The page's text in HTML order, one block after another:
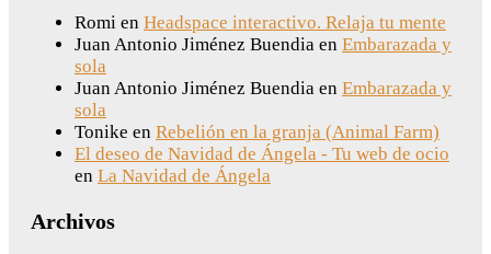
Romi en Headspace interactivo. Relaja tu mente
Juan Antonio Jiménez Buendia en Embarazada y
sola
Juan Antonio Jiménez Buendia en Embarazada y
sola
Tonike en Rebelión en la granja (Animal Farm)
El deseo de Navidad de Ángela - Tu web de ocio
en La Navidad de Ángela
Archivos